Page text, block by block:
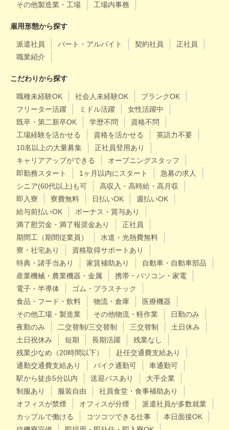
その他製造業・工場
工場内事務
雇用形態から探す
派遣社員 パート・アルバイト 契約社員
正社員
職業紹介
こだわりから探す
職種未経験OK 社会人未経験OK
ブランクOK
フリーター活躍
ミドル活躍
女性活躍中
既卒・第二新卒OK
学歴不問
資格不問
工場経験を活かせる
資格を活かせる
英語力不要
10名以上の大量募集
正社員登用あり
キャリアアップができる
オープニングスタッフ
即勤務スタート
1ヶ月以内にスタート
急募の求人
シニア(60代以上)も可
高収入・高時給・高月収
即入寮
寮費無料 日払いOK
週払いOK
給与前払いOK
ボーナス・賞与あり
満了慰労金・満了報奨金あり
正社員
期間工（期間従業員）
水道・光熱費無料
寮・社宅あり
資格取得サポートあり
特典・諸手当あり
家賃補助あり
自動車・自動車部品
産業機械・農業機器・金属
携帯・パソコン・家電
電子・半導体
ゴム・プラスチック
食品・フード・飲料
物流・倉庫
医療機器
その他工場・製造業
その他物流・軽作業
日勤のみ
夜勤のみ
二交替制/三交替制 三交替制
土日休み
土日祝休み
短期 長期活躍
残業なし
残業少なめ（20時間以下）
赴任交通費支給あり
通勤交通費支給あり
バイク通勤可
車通勤可
駅から徒歩5分以内
送迎バスあり
大手企業
制服あり
服装自由
社員食堂・食事補助あり
オフィスが禁煙
オフィスが分煙
派遣社員が多数就業
カップルで働ける
コツコツできる仕事
本日面接OK